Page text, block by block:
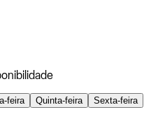
feira Quinta-feira
Sexta-feira